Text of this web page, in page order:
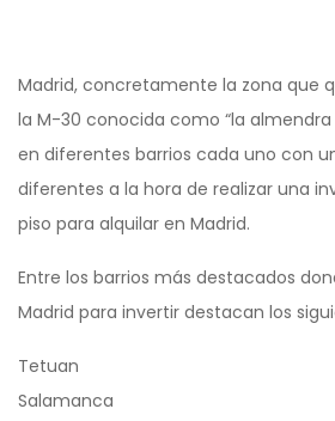
Madrid, concretamente la zona que
la M-30 conocida como “la
en diferentes barrios cada uno con
diferentes a la hora de realizar una
piso para alquilar en Madrid.
Entre los barrios más destacados
Madrid para invertir destacan los
Tetuan
Salamanca